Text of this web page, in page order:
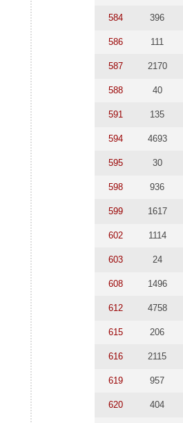
584 396
586 111
587 2170
588 40
591 135
594 4693
595 30
598 936
599 1617
602 1114
603 24
608 1496
612 4758
615 206
616 2115
619 957
620 404